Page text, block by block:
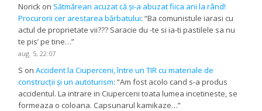
Norick on Sătmărean acuzat că și-a abuzat fiica ani la rând!
Procurorii cer arestarea bărbatului: “Ba comunistule iarasi cu
actul de proprietate vii??? Saracie du -te si ia-ti pastilele sa nu
te pis’ pe tine…”
aug. 5, 22:07
S onAccident la Ciuperceni, între un TIR cu materiale de
construcții și un autoturism: “Am fost acolo cand s-a produs
accidentul. La intrare in Ciuperceni toata lumea incetineste, se
formeaza o coloana. Capsunarul kamikaze…”